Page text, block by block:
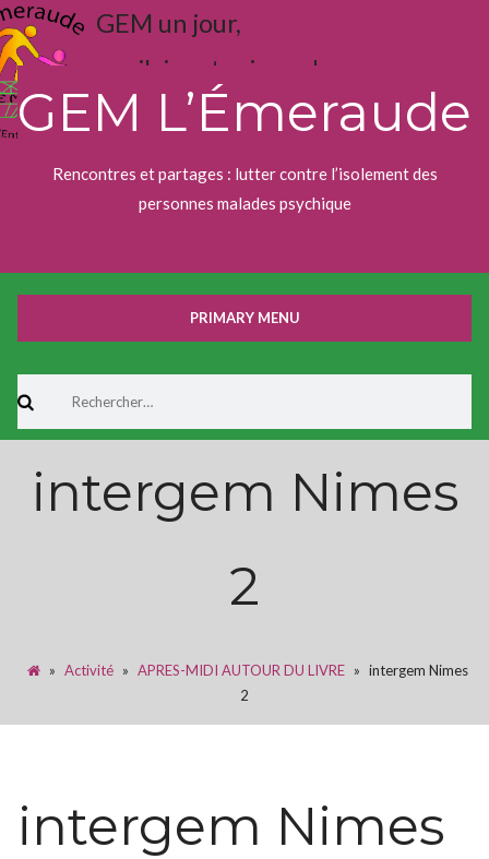
Skip
to
content
GEM L’Émeraude
Rencontres et partages : lutter contre l’isolement des
personnes malades psychique
GEM un jour,
j'aime toujours !
PRIMARY MENU
intergem Nimes
2
» Activité » APRES-MIDI AUTOUR DU LIVRE » intergem Nimes
2
intergem Nimes